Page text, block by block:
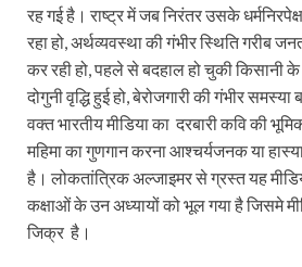
रह गई है। राष्ट्र में जब निरंतर उसके
रहा हो, अर्थव्यवस्था की गंभीर स्थिति गरीब
कर रही हो, पहले से बदहाल हो चुकी किसानी
दोगुनी वृद्धि हुई हो, बेरोजगारी की गंभीर समस्या
वक्त भारतीय मीडिया का दरबारी कवि की
महिमा का गुणगान करना आश्चर्यजनक या
है। लोकतांत्रिक अल्जाइमर से ग्रस्त यह
कक्षाओं के उन अध्यायों को भूल गया है जिसमे
जिक्र है।